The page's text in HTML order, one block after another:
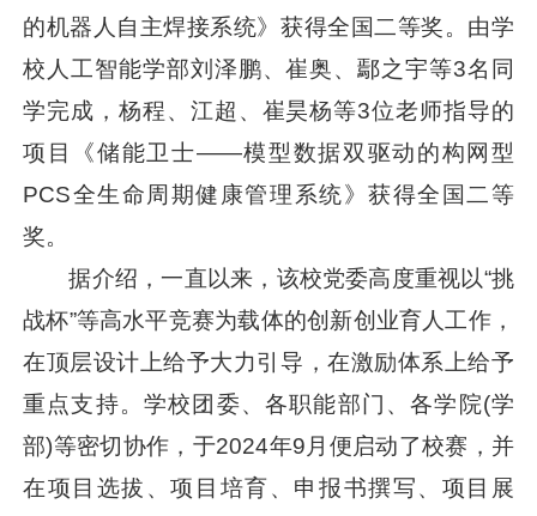
的机器人自主焊接系统》获得全国二等奖。由学
校人工智能学部刘泽鹏、崔奥、鄢之宇等3名同
学完成，杨程、江超、崔昊杨等3位老师指导的
项目《储能卫士——模型数据双驱动的构网型
PCS全生命周期健康管理系统》获得全国二等
奖。
据介绍，一直以来，该校党委高度重视以“挑
战杯”等高水平竞赛为载体的创新创业育人工作，
在顶层设计上给予大力引导，在激励体系上给予
重点支持。学校团委、各职能部门、各学院(学
部)等密切协作，于2024年9月便启动了校赛，并
在项目选拔、项目培育、申报书撰写、项目展